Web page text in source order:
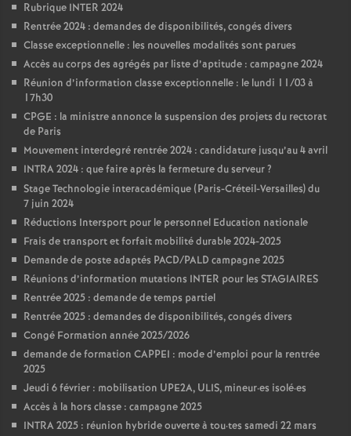
Rubrique INTER 2024
Rentrée 2024 : demandes de disponibilités, congés divers
Classe exceptionnelle : les nouvelles modalités sont parues
Accès au corps des agrégés par liste d’aptitude : campagne 2024
Réunion d’information classe exceptionnelle : le lundi 11/03 à
17h30
CPGE : la ministre annonce la suspension des projets du rectorat
de Paris
Mouvement interdegré rentrée 2024 : candidature jusqu’au 4 avril
INTRA 2024 : que faire après la fermeture du serveur?
Stage Technologie interacadémique (Paris-Créteil-Versailles) du
7 juin 2024
Réductions Intersport pour le personnel Education nationale
Frais de transport et forfait mobilité durable 2024-2025
Demande de poste adaptés PACD/PALD campagne 2025
Réunions d’information mutations INTER pour les STAGIAIRES
Rentrée 2025 : demande de temps partiel
Rentrée 2025 : demandes de disponibilités, congés divers
Congé Formation année 2025/2026
demande de formation CAPPEI : mode d’emploi pour la rentrée
2025
Jeudi 6 février : mobilisation UPE2A, ULIS, mineur·es isolé·es
Accès à la hors classe : campagne 2025
INTRA 2025 : réunion hybride ouverte à tou·tes samedi 22 mars